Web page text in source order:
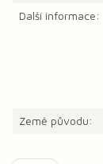
Další informace:
Země původu: